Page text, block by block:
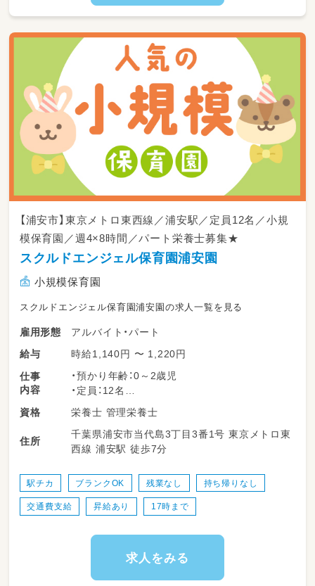
・朝・終わりの会への参加
・排せつ・着替え・食事の援助
・おやつの準備や片付け
・掃除・換気・感染症対策（消毒作業など）
・SIDSチェック（乳幼児突然死症候群予防）
・連絡帳記入などの書類業務
【浦安市】東京メトロ東西線／浦安駅／定員12名／小規
模保育園／週4×8時間／パート栄養士募集★
スクルドエンジェル保育園浦安園
小規模保育園
スクルドエンジェル保育園浦安園の求人一覧を見る
雇用形態
アルバイト・パート
給与
時給1,140円 〜 1,220円
仕事
内容
・預かり年齢：0～2歳児
・定員：12名
＜＜業務内容＞＞
・給食調理
・下膳/配膳
・掃除/消毒
・発注
・給食日誌等の記入等
他、詳細は選考時に問い合わせください！
資格 栄養士 管理栄養士
住所
千葉県浦安市当代島3丁目3番1号 東京メトロ東
西線 浦安駅 徒歩7分
駅チカ ブランクOK 残業なし 持ち帰りなし
交通費支給 昇給あり 17時まで
求人をみる